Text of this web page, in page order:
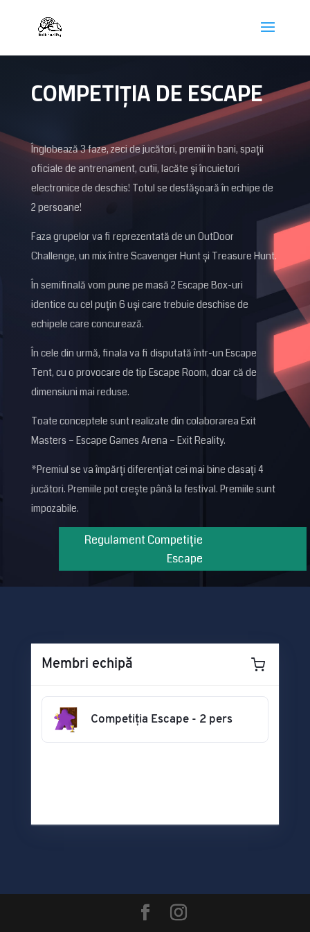
COMPETIȚIA DE ESCAPE
Înglobează 3 faze, zeci de jucători, premii în bani, spații
oficiale de antrenament, cutii, lacăte și încuietori
electronice de deschis! Totul se desfășoară în echipe de
2 persoane!
Faza grupelor va fi reprezentată de un OutDoor
Challenge, un mix între Scavenger Hunt și Treasure Hunt.
În semifinală vom pune pe masă 2 Escape Box-uri
identice cu cel puțin 6 uși care trebuie deschise de
echipele care concurează.
În cele din urmă, finala va fi disputată într-un Escape
Tent, cu o provocare de tip Escape Room, doar că de
dimensiuni mai reduse.
Toate conceptele sunt realizate din colaborarea Exit
Masters – Escape Games Arena – Exit Reality.
*Premiul se va împărți diferențiat cei mai bine clasați 4
jucători. Premiile pot crește până la festival. Premiile sunt
impozabile.
Regulament Competiție
Escape
Membri echipă
Competiția Escape - 2 pers